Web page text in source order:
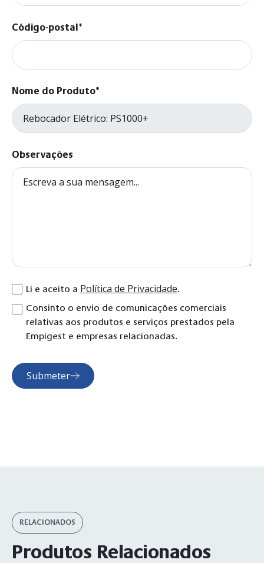
Código-postal*
Nome do Produto*
Observações
Li e aceito a Política de Privacidade.
Consinto o envio de comunicações comerciais
relativas aos produtos e serviços prestados pela
Empigest e empresas relacionadas.
Submeter
RELACIONADOS
Produtos Relacionados